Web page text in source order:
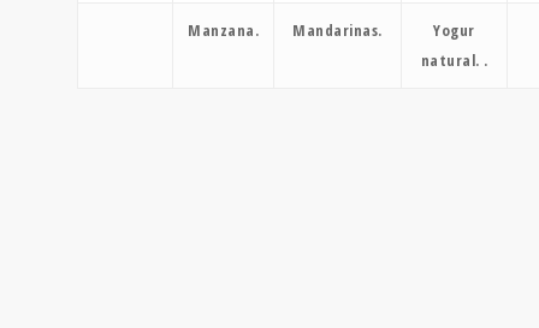
Manzana. Mandarinas.
Yogur
natural. .